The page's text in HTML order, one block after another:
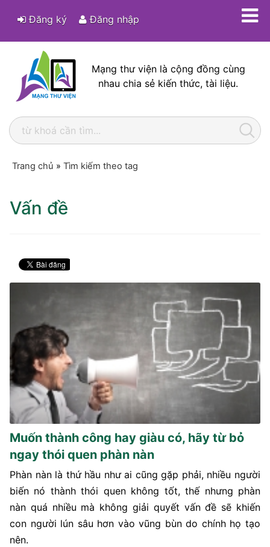
Đăng ký Đăng nhập
Mạng thư viện là cộng đồng cùng
nhau chia sẻ kiến thức, tài liệu.
Trang chủ » Tìm kiếm theo tag
Vấn đề
Muốn thành công hay giàu có, hãy từ bỏ
ngay thói quen phàn nàn
Phàn nàn là thứ hầu như ai cũng gặp phải, nhiều người
biến nó thành thói quen không tốt, thế nhưng phàn
nàn quá nhiều mà không giải quyết vấn đề sẽ khiến
con người lún sâu hơn vào vũng bùn do chính họ tạo
nên.